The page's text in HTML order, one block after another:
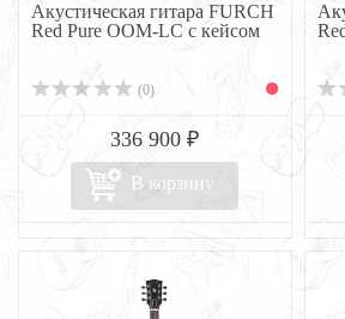
Акустическая гитара FURCH
Red Pure OOM-LC с кейсом
(0)
336 900 ₽
В корзину